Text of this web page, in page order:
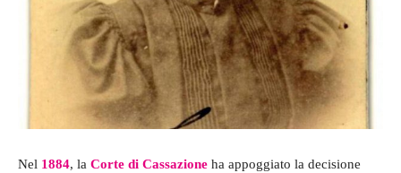
Nel 1884, la Corte di Cassazione ha appoggiato la decisione